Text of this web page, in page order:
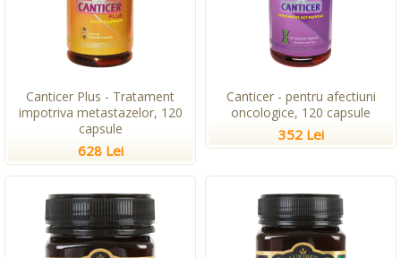
Canticer Plus - Tratament
impotriva metastazelor, 120
capsule
628 Lei
Canticer - pentru afectiuni
oncologice, 120 capsule
352 Lei